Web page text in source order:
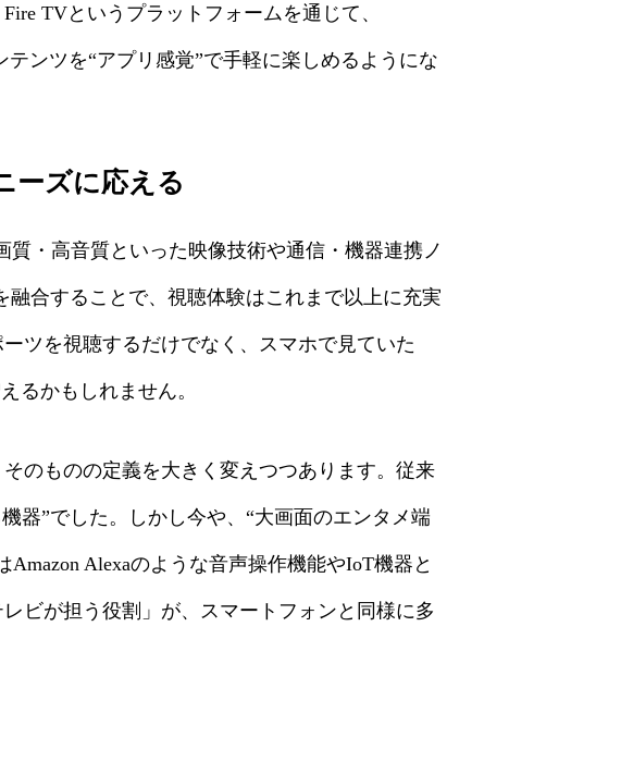
TVというプラットフォームを通じて、
ンツを“アプリ感覚”で手軽に楽しめるようにな
ーズに応える
・高音質といった映像技術や通信・機器連携ノ
合することで、視聴体験はこれまで以上に充実
ツを視聴するだけでなく、スマホで見ていた
るかもしれません。
のものの定義を大きく変えつつあります。従来
器”でした。しかし今や、“大画面のエンタメ端
Alexaのような音声操作機能やIoT機器と
ビが担う役割」が、スマートフォンと同様に多